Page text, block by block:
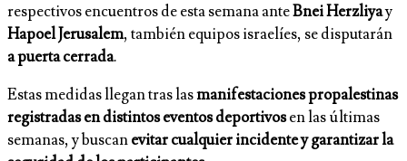
respectivos encuentros de esta semana anteBnei Herzliyay
Hapoel Jerusalem, también equipos israelíes, se disputarán
a puerta cerrada.
Estas medidas llegan tras lasmanifestaciones propalestinas
registradas en distintos eventos deportivosen las últimas
semanas, y buscanevitar cualquier incidente y garantizar la